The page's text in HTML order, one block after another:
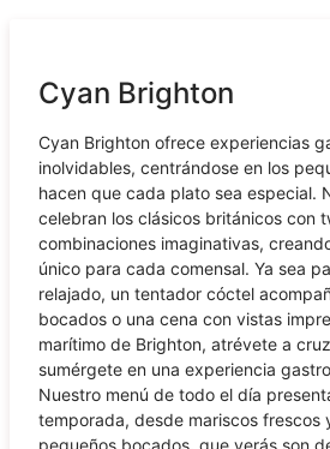
Cyan Brighton
Cyan Brighton ofrece experiencias
inolvidables, centrándose en los
hacen que cada plato sea especial.
celebran los clásicos británicos con
combinaciones imaginativas,
único para cada comensal. Ya sea
relajado, un tentador cóctel
bocados o una cena con vistas
marítimo de Brighton, atrévete a
sumérgete en una experiencia
Nuestro menú de todo el día
temporada, desde mariscos frescos